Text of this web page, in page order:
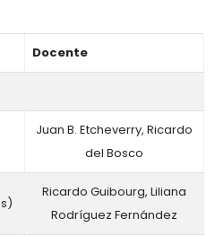
Docente
Juan B. Etcheverry, Ricardo
del Bosco
Ricardo Guibourg, Liliana
Rodríguez Fernández